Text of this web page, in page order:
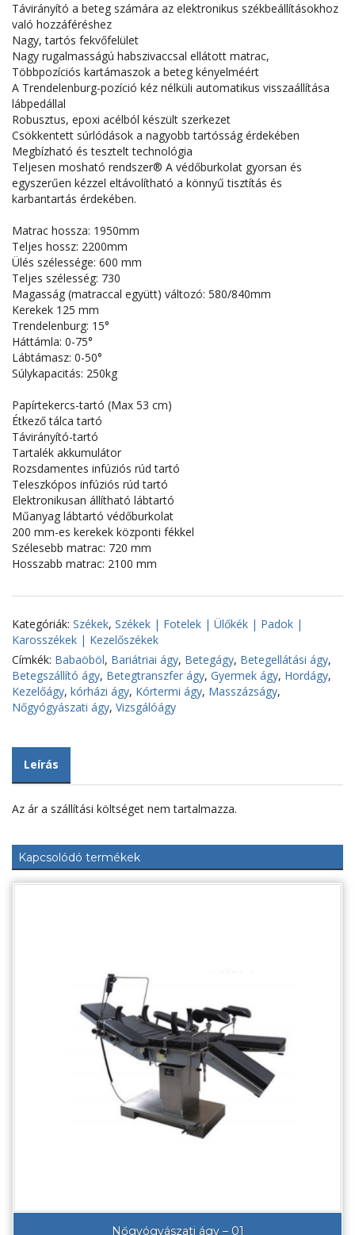
Távirányító a beteg számára az elektronikus székbeállításokhoz
való hozzáféréshez
Nagy, tartós fekvőfelület
Nagy rugalmasságú habszivaccsal ellátott matrac,
Többpozíciós kartámaszok a beteg kényelméért
A Trendelenburg-pozíció kéz nélküli automatikus visszaállítása
lábpedállal
Robusztus, epoxi acélból készült szerkezet
Csökkentett súrlódások a nagyobb tartósság érdekében
Megbízható és tesztelt technológia
Teljesen mosható rendszer® A védőburkolat gyorsan és
egyszerűen kézzel eltávolítható a könnyű tisztítás és
karbantartás érdekében.
Matrac hossza: 1950mm
Teljes hossz: 2200mm
Ülés szélessége: 600 mm
Teljes szélesség: 730
Magasság (matraccal együtt) változó: 580/840mm
Kerekek 125 mm
Trendelenburg: 15°
Háttámla: 0-75°
Lábtámasz: 0-50°
Súlykapacitás: 250kg
Papírtekercs-tartó (Max 53 cm)
Étkező tálca tartó
Távirányító-tartó
Tartalék akkumulátor
Rozsdamentes infúziós rúd tartó
Teleszkópos infúziós rúd tartó
Elektronikusan állítható lábtartó
Műanyag lábtartó védőburkolat
200 mm-es kerekek központi fékkel
Szélesebb matrac: 720 mm
Hosszabb matrac: 2100 mm
Kategóriák: Székek, Székek | Fotelek | Ülőkék | Padok |
Karosszékek | Kezelőszékek
Címkék: Babaöböl, Bariátriai ágy, Betegágy, Betegellátási ágy,
Betegszállító ágy, Betegtranszfer ágy, Gyermek ágy, Hordágy,
Kezelőágy, kórházi ágy, Kórtermi ágy, Masszázságy,
Nőgyógyászati ágy, Vizsgálóágy
Leírás
Az ár a szállítási költséget nem tartalmazza.
Kapcsolódó termékek
Nőgyógyászati ágy – 01